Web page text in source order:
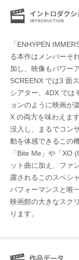
「ENHYPEN
る本作はメンバーそ
加し、映像もパワー
SCREENX では3 面
シアター、4DX では
ョンのように映画が
X の両方を味わえま
没入し、まるでコン
動を体感できるこの
「Bite Me」や「XO
ット曲に加え、ファ
露されるこのスペシ
パフォーマンスと唯
映画館の大きなスク
ります。